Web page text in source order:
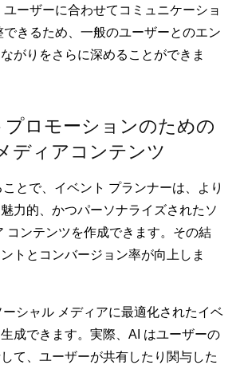
ーザーに合わせてコミュニケーショ
できるため、一般のユーザーとのエン
がりをさらに深めることができま
プロモーションのための
ディアコンテンツ
とで、イベント プランナーは、より
力的、かつパーソナライズされたソ
コンテンツを作成できます。その結
トとコンバージョン率が向上しま
シャル メディアに最適化されたイベ
成できます。実際、AI はユーザーの
て、ユーザーが共有したり関与した